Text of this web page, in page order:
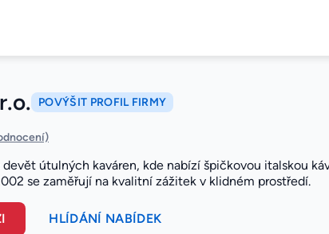
POVÝŠIT PROFIL FIRMY
útulných kaváren, kde nabízí špičkovou italskou
se zaměřují na kvalitní zážitek v klidném prostředí.
HLÍDÁNÍ NABÍDEK